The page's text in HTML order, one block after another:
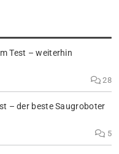
Test – weiterhin
28
– der beste Saugroboter
5